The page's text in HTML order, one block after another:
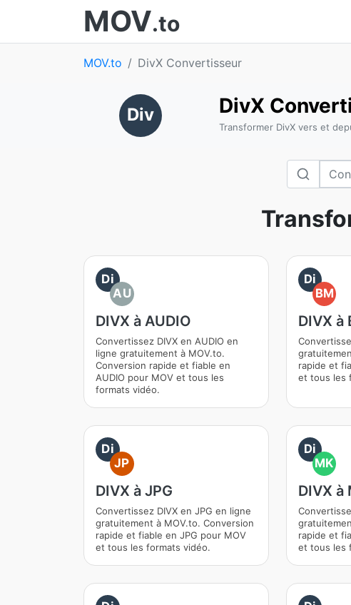
MOV.to
MOV.to DivX Convertisseur
Div DivX
Transformer DivX vers et
Di
AU
DIVX à AUDIO
Convertissez DIVX en AUDIO en
ligne gratuitement à MOV.to.
Conversion rapide et fiable en
AUDIO pour MOV et tous les
formats vidéo.
Di
BM
DIVX à
rapide et
et tous les
Di
JP
DIVX à JPG
Convertissez DIVX en JPG en ligne
gratuitement à MOV.to. Conversion
rapide et fiable en JPG pour MOV
et tous les formats vidéo.
Di
MK
DIVX à
rapide et
et tous les